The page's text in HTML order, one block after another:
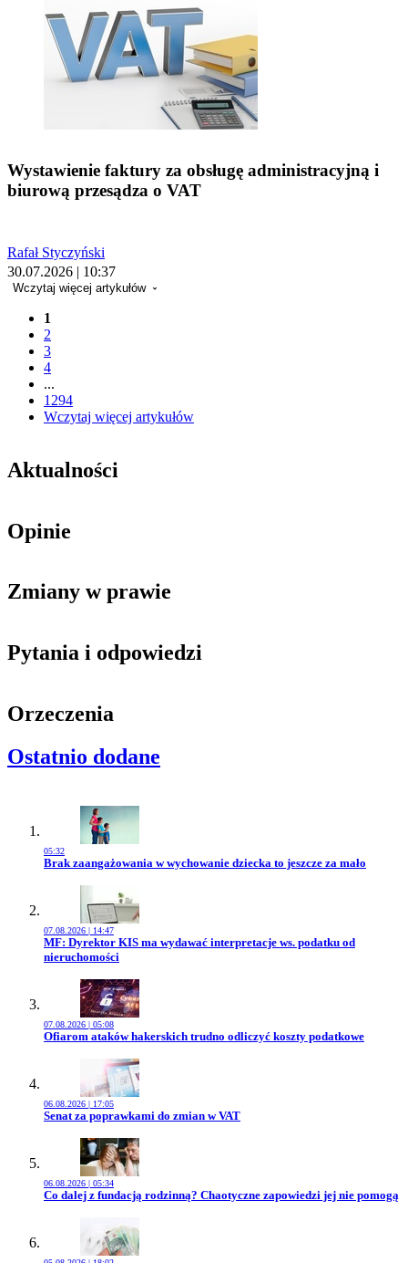
Wystawienie faktury za obsługę administracyjną i
biurową przesądza o VAT
Rafał Styczyński
30.07.2026 | 10:37
Wczytaj więcej artykułów
1
2
3
4
...
1294
Wczytaj więcej artykułów
Aktualności
Opinie
Zmiany w prawie
Pytania i odpowiedzi
Orzeczenia
Ostatnio dodane
05:32
Przejdź do artykułu:
Brak zaangażowania w wychowanie dziecka to jeszcze za mało
07.08.2026 | 14:47
Przejdź do artykułu:
MF: Dyrektor KIS ma wydawać interpretacje ws. podatku od
nieruchomości
07.08.2026 | 05:08
Przejdź do artykułu:
Ofiarom ataków hakerskich trudno odliczyć koszty podatkowe
06.08.2026 | 17:05
Przejdź do artykułu:
Senat za poprawkami do zmian w VAT
06.08.2026 | 05:34
Przejdź do artykułu:
Co dalej z fundacją rodzinną? Chaotyczne zapowiedzi jej nie pomogą